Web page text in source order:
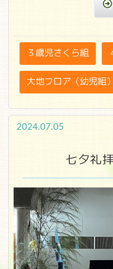
３歳児さくら組
大地フロア（幼児組）
2024.07.05
七夕礼